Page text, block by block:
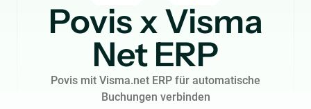
Povis x Visma
Net ERP
Povis mit Visma.net ERP für automatische
Buchungen verbinden